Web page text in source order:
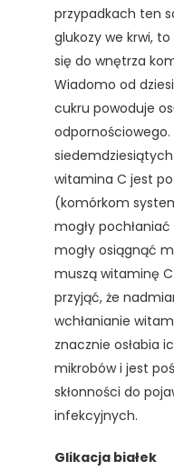
przypadkach ten
glukozy we krwi,
się do wnętrza
Wiadomo od
cukru powoduje
witamina C jest
(komórkom
mogły
mogły osiągnąć
muszą witaminę
przyjąć, że
wchłanianie
znacznie osłabia
mikrobów i jest
skłonności do
infekcyjnych.
Glikacja białek